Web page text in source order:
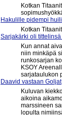
Kotkan
Hakulille pidempi
Kotkan
Sarjakärki oli
Kun annat
niin minkäpä
runkosarjan
KSOY
sarjataulukon
Daavid vastaan Goljat
Kuluvan
aikoina
marssineen
lopulta